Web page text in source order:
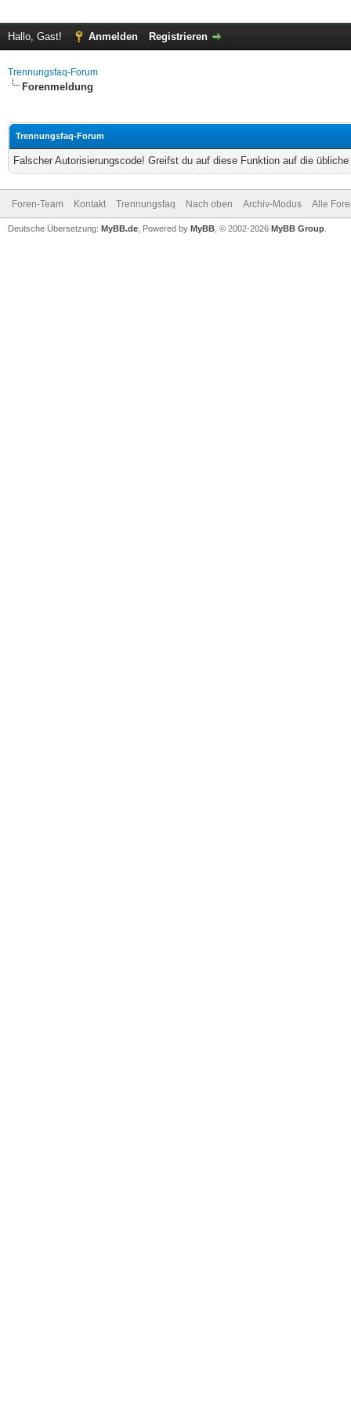
Hallo, Gast! Anmelden Registrieren
Trennungsfaq-Forum
Forenmeldung
Trennungsfaq-Forum
Falscher Autorisierungscode! Greifst du auf diese Funktion auf die
Foren-Team Kontakt Trennungsfaq Nach oben Archiv-Modus Alle
Deutsche Übersetzung: MyBB.de , Powered by MyBB , © 2002-2026 MyBB Group